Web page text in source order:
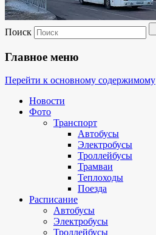
Поиск
Главное меню
Перейти к основному содержимому
Новости
Фото
Транспорт
Автобусы
Электробусы
Троллейбусы
Трамваи
Теплоходы
Поезда
Расписание
Автобусы
Электробусы
Троллейбусы